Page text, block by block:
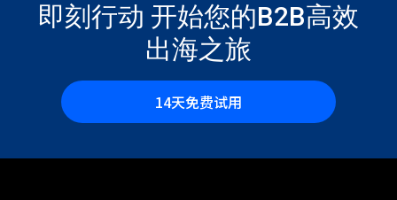
即刻行动 开始您的B2B高效
出海之旅
14天免费试用